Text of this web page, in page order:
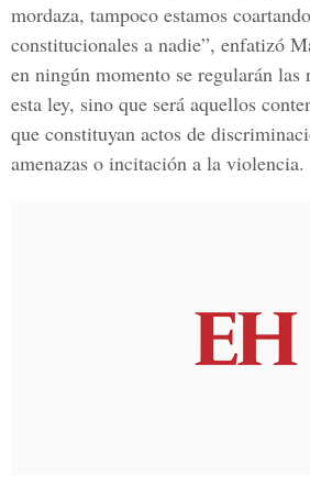
mordaza, tampoco estamos
constitucionales a nadie”, enfatizó
en ningún momento se regularán las
esta ley, sino que será aquellos
que constituyan actos de
amenazas o incitación a la violencia.